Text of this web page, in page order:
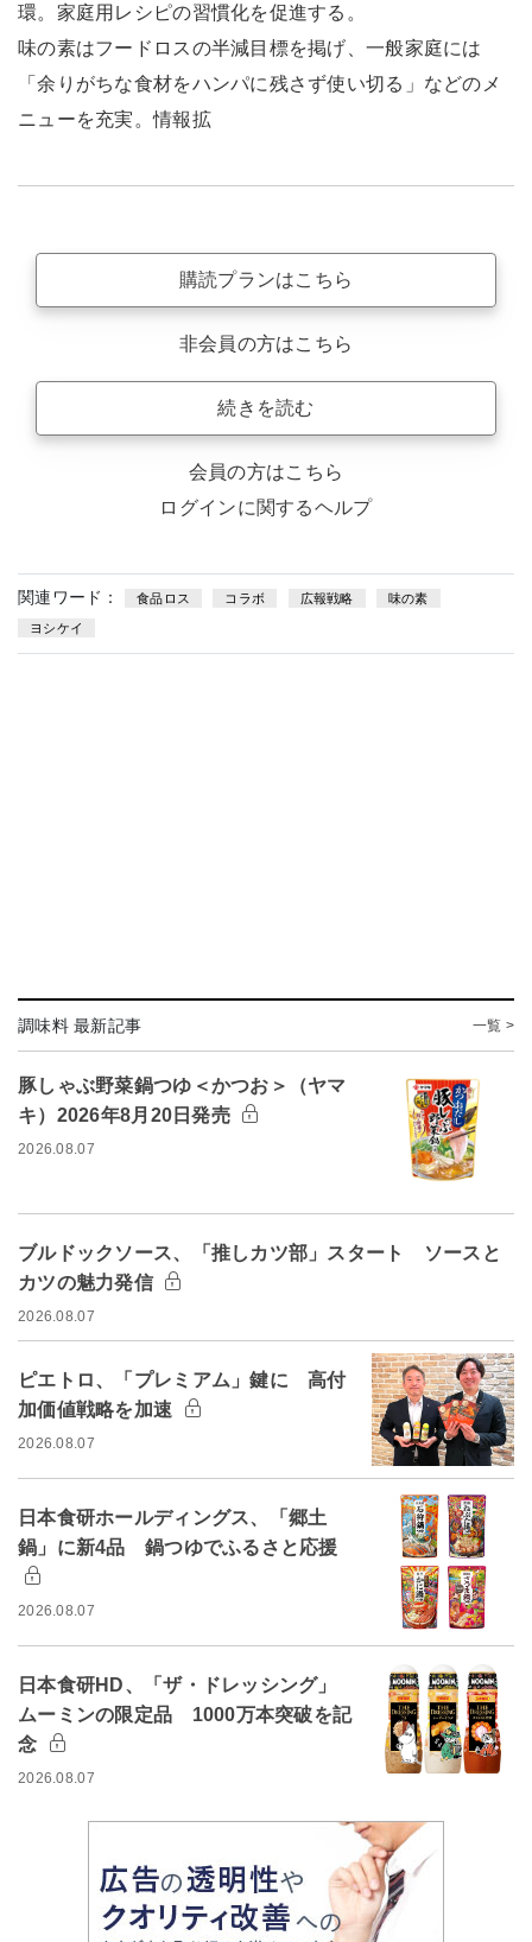
環。家庭用レシピの習慣化を促進する。
味の素はフードロスの半減目標を掲げ、一般家庭には
「余りがちな食材をハンパに残さず使い切る」などのメ
ニューを充実。情報拡
購読プランはこちら
非会員の方はこちら
続きを読む
会員の方はこちら
ログインに関するヘルプ
関連ワード： 食品ロス コラボ 広報戦略 味の素
ヨシケイ
調味料 最新記事 一覧 >
豚しゃぶ野菜鍋つゆ＜かつお＞（ヤマ
キ）2026年8月20日発売
2026.08.07
ブルドックソース、「推しカツ部」スタート ソースと
カツの魅力発信
2026.08.07
ピエトロ、「プレミアム」鍵に 高付
加価値戦略を加速
2026.08.07
日本食研ホールディングス、「郷土
鍋」に新4品 鍋つゆでふるさと応援
2026.08.07
日本食研HD、「ザ・ドレッシング」
ムーミンの限定品 1000万本突破を記
念
2026.08.07